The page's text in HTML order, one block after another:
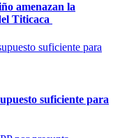
amenazan la
Titicaca
suficiente para